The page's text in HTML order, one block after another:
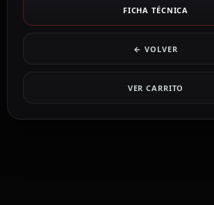
FICHA TÉCNICA
← VOLVER
VER CARRITO